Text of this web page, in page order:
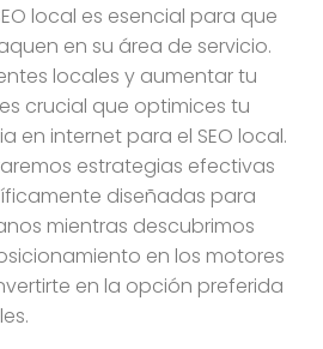
local es esencial para que
en su área de servicio.
locales y aumentar tu
crucial que optimices tu
en internet para el SEO local.
estrategias efectivas
diseñadas para
mientras descubrimos
en los motores
en la opción preferida